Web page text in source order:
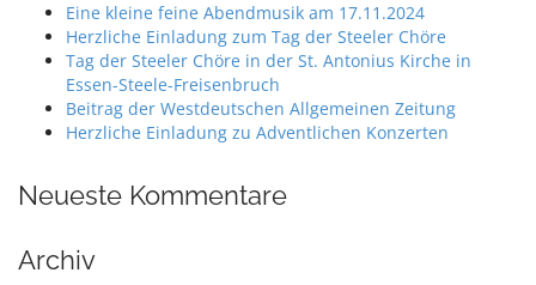
Eine kleine feine Abendmusik am 17.11.2024
Herzliche Einladung zum Tag der Steeler Chöre
Tag der Steeler Chöre in der St. Antonius Kirche in
Essen-Steele-Freisenbruch
Beitrag der Westdeutschen Allgemeinen Zeitung
Herzliche Einladung zu Adventlichen Konzerten
Neueste Kommentare
Archiv